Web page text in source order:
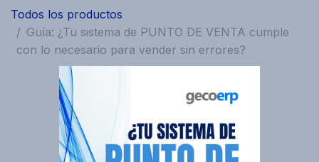
Todos los productos
Guía: ¿Tu sistema de PUNTO DE VENTA cumple
con lo necesario para vender sin errores?